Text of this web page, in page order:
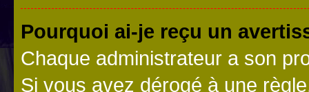
Pourquoi ai-je reçu un
Chaque administrateur a son
Si vous avez dérogé à une